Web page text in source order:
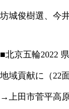
坊城俊樹選、今
■北京五輪2022
地域貢献に（22
→上田市菅平高